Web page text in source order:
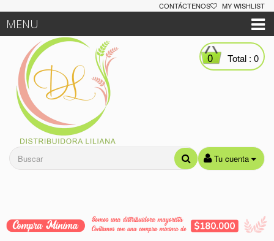
CONTÁCTENOS MY WISHLIST
Tu cuenta
MENU
0 Total : 0